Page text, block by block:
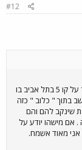
#12
שלום מישהו מכיר את האוטובוס המיוחד שהיה בעבר על קו 5 בתל אביב בו
בתוך " כלוב " כזה
שינקב להם והם
אם מישהו יודע על
אני מאוד אשמח.